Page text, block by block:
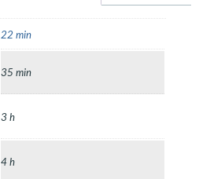
22 min
35 min
3 h
4 h